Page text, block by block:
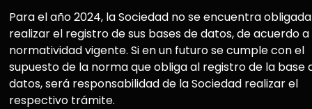
Para el año 2024, la Sociedad no se encuentra
realizar el registro de sus bases de datos, de acuerdo a
normatividad vigente. Si en un futuro se cumple con el
supuesto de la norma que obliga al registro de la base
datos, será responsabilidad de la Sociedad realizar el
respectivo trámite.